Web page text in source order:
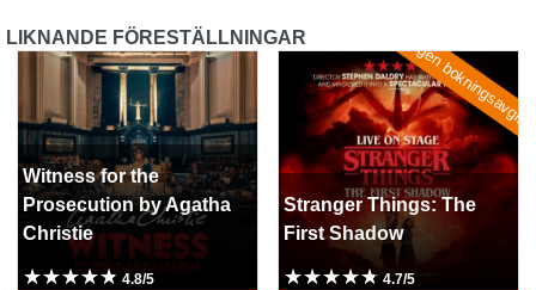
LIKNANDE FÖRESTÄLLNINGAR
Witness for the Prosecution
by Agatha Christie
Witness for the
Prosecution by Agatha
Christie
4.8/5
Stranger Things: The First
Shadow
Ingen bokningsavgift
Stranger Things: The
First Shadow
4.7/5